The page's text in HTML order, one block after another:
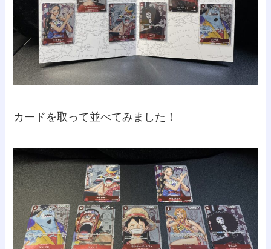
カードを取って並べてみました！